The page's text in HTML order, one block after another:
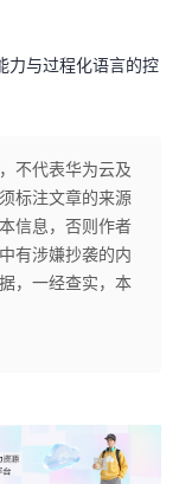
力与过程化语言的控
不代表华为云及
标注文章的来源
信息，否则作者
有涉嫌抄袭的内
，一经查实，本